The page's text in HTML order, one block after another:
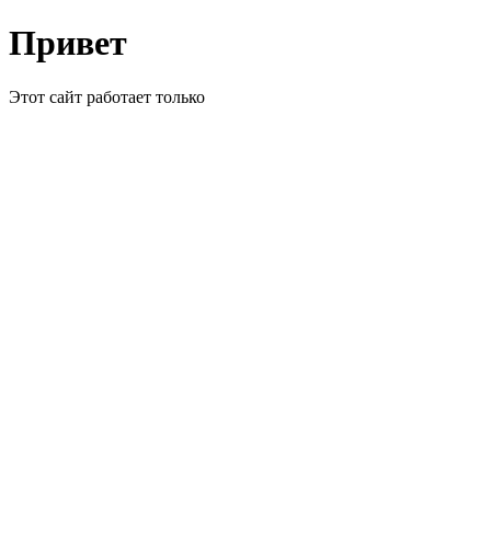
Привет
Этот сайт работает только